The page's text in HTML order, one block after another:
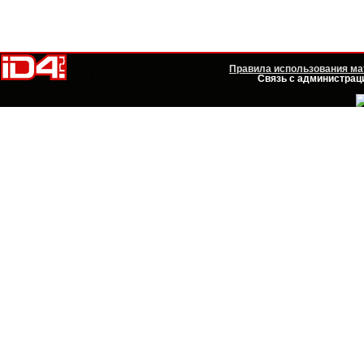
Правила использования
Связь с